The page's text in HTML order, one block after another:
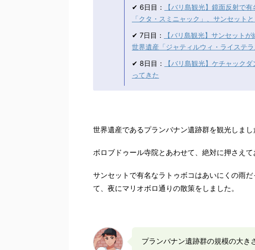
✔ 6日目：
【バリ島観光】鏡面反射で
「クタ・スミニャック」、サンセット
✔ 7日目：
【バリ島観光】サンセット
世界遺産「ジャティルウィ・ライステラ
✔ 8日目：
【バリ島観光】ケチャック
ってきた
世界遺産であるプランバナン遺跡群を観光しまし
ボロブドゥール寺院とあわせて、絶対に押さえて
サンセットで有名なラトゥボコはあいにくの雨
て、夜にマリオボロ通りの散策をしました。
プランバナン遺跡群の規模の大き